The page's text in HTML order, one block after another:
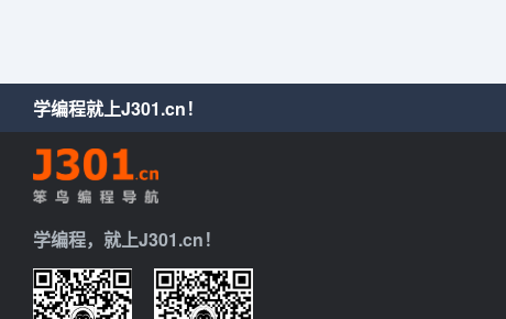
学编程就上J301.cn！
学编程，就上J301.cn！